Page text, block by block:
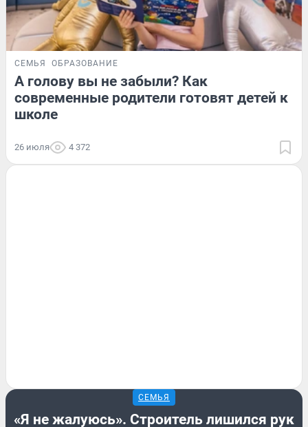
СЕМЬЯ ОБРАЗОВАНИЕ
А голову вы не забыли? Как
современные родители готовят детей к
школе
26 июля 4 372
СЕМЬЯ
«Я не жалуюсь». Строитель лишился рук